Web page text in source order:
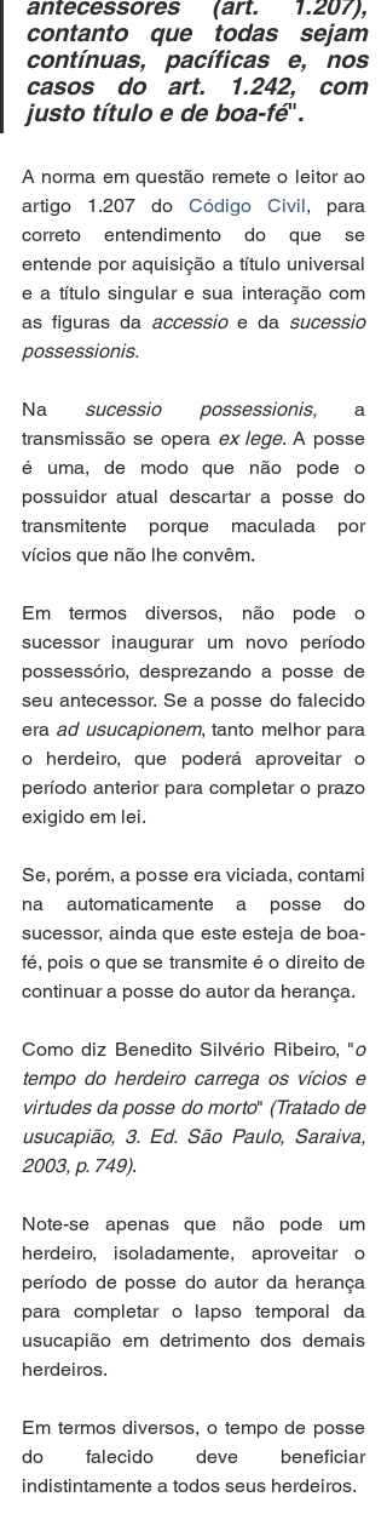
antecessores (art. 1.207),
contanto que todas sejam
contínuas, pacíficas e, nos
casos do art. 1.242, com
justo título e de boa-fé".
A norma em questão remete o leitor ao
artigo 1.207 do Código Civil, para
correto entendimento do que se
entende por aquisição a título universal
e a título singular e sua interação com
as figuras da accessio e da sucessio
possessionis.
Na sucessio possessionis, a
transmissão se opera ex lege. A posse
é uma, de modo que não pode o
possuidor atual descartar a posse do
transmitente porque maculada por
vícios que não lhe convêm.
Em termos diversos, não pode o
sucessor inaugurar um novo período
possessório, desprezando a posse de
seu antecessor. Se a posse do falecido
era ad usucapionem, tanto melhor para
o herdeiro, que poderá aproveitar o
período anterior para completar o prazo
exigido em lei.
Se, porém, a posse era viciada, contami
na automaticamente a posse do
sucessor, ainda que este esteja de boa-
fé, pois o que se transmite é o direito de
continuar a posse do autor da herança.
Como diz Benedito Silvério Ribeiro, "o
tempo do herdeiro carrega os vícios e
virtudes da posse do morto" (Tratado de
usucapião, 3. Ed. São Paulo, Saraiva,
2003, p. 749).
Note-se apenas que não pode um
herdeiro, isoladamente, aproveitar o
período de posse do autor da herança
para completar o lapso temporal da
usucapião em detrimento dos demais
herdeiros.
Em termos diversos, o tempo de posse
do falecido deve beneficiar
indistintamente a todos seus herdeiros.